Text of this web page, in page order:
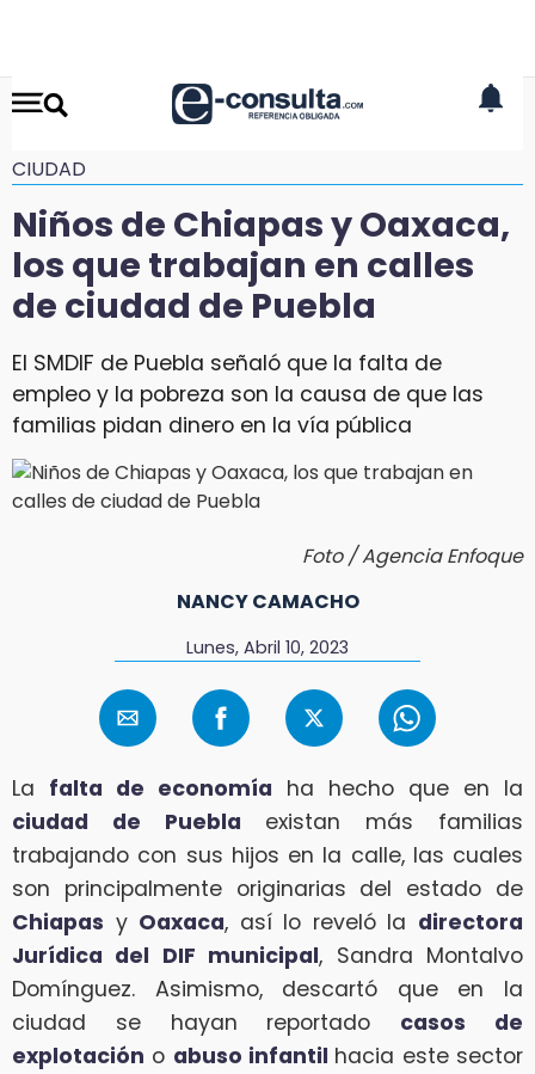
CIUDAD
Niños de Chiapas y Oaxaca,
los que trabajan en calles
de ciudad de Puebla
El SMDIF de Puebla señaló que la falta de
empleo y la pobreza son la causa de que las
familias pidan dinero en la vía pública
Foto / Agencia Enfoque
NANCY CAMACHO
Lunes, Abril 10, 2023
La falta de economía ha hecho que en la
ciudad de Puebla existan más familias
trabajando con sus hijos en la calle, las cuales
son principalmente originarias del estado de
Chiapas y Oaxaca, así lo reveló la directora
Jurídica del DIF municipal, Sandra Montalvo
Domínguez. Asimismo, descartó que en la
ciudad se hayan reportado casos de
explotación o abuso infantil hacia este sector